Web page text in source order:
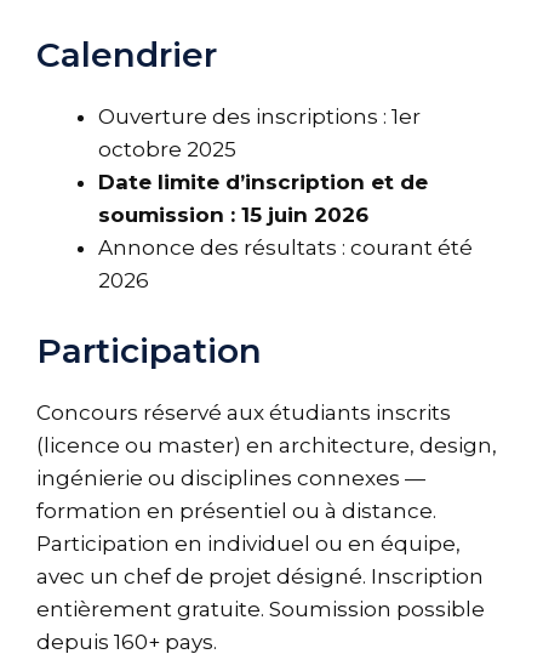
Calendrier
Ouverture des inscriptions : 1er
octobre 2025
Date limite d’inscription et de
soumission : 15 juin 2026
Annonce des résultats : courant été
2026
Participation
Concours réservé aux étudiants inscrits
(licence ou master) en architecture, design,
ingénierie ou disciplines connexes —
formation en présentiel ou à distance.
Participation en individuel ou en équipe,
avec un chef de projet désigné. Inscription
entièrement gratuite. Soumission possible
depuis 160+ pays.